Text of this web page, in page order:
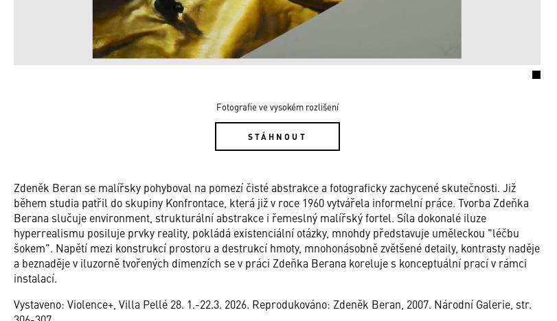
Fotografie ve vysokém rozlišení
STÁHNOUT
Zdeněk Beran se malířsky pohyboval na pomezí čisté abstrakce a fotograficky zachycené skutečnosti. Již
během studia patřil do skupiny Konfrontace, která již v roce 1960 vytvářela informelní práce. Tvorba Zdeňka
Berana slučuje environment, strukturální abstrakce i řemeslný malířský fortel. Síla dokonalé iluze
hyperrealismu posiluje prvky reality, pokládá existenciální otázky, mnohdy představuje uměleckou "léčbu
šokem". Napětí mezi konstrukcí prostoru a destrukcí hmoty, mnohonásobně zvětšené detaily, kontrasty naděje
a beznaděje v iluzorně tvořených dimenzích se v práci Zdeňka Berana koreluje s konceptuální prací v rámci
instalací.
Vystaveno: Violence+, Villa Pellé 28. 1.-22.3. 2026. Reprodukováno: Zdeněk Beran, 2007. Národní Galerie, str.